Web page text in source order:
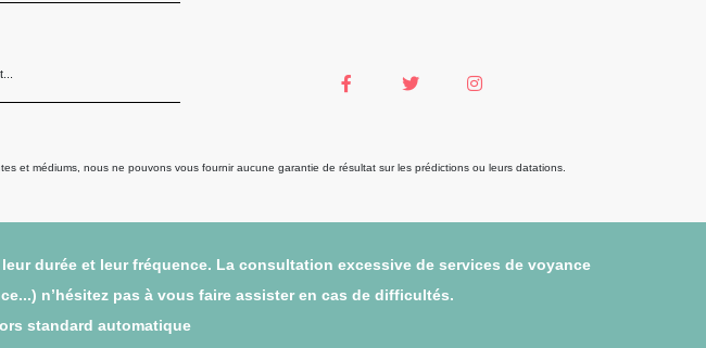
et médiums, nous ne pouvons vous fournir aucune garantie de résultat sur les prédictions ou leurs datations.
durée et leur fréquence. La consultation excessive de services de voyance
n’hésitez pas à vous faire assister en cas de difficultés.
standard automatique